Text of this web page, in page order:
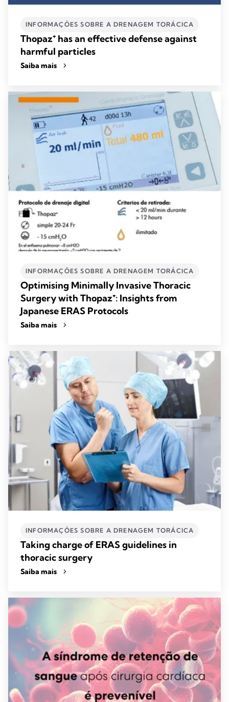
INFORMAÇÕES SOBRE A DRENAGEM TORÁCICA
Thopaz⁺ has an effective defense against
harmful particles
Saiba mais
INFORMAÇÕES SOBRE A DRENAGEM TORÁCICA
Optimising Minimally Invasive Thoracic
Surgery with Thopaz⁺: Insights from
Japanese ERAS Protocols
Saiba mais
INFORMAÇÕES SOBRE A DRENAGEM TORÁCICA
Taking charge of ERAS guidelines in
thoracic surgery
Saiba mais